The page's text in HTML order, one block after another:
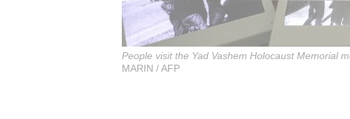
People visit the Yad Vashem Holocaust Memorial
MARIN / AFP